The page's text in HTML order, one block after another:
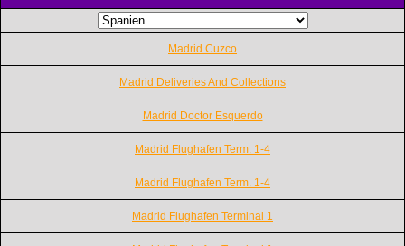
Madrid Cuzco
Madrid Deliveries And Collections
Madrid Doctor Esquerdo
Madrid Flughafen Term. 1-4
Madrid Flughafen Term. 1-4
Madrid Flughafen Terminal 1